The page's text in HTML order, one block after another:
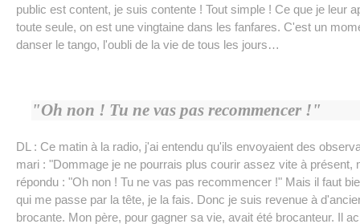
public est content, je suis contente ! Tout simple ! Ce que je leur
toute seule, on est une vingtaine dans les fanfares. C'est un
danser le tango, l'oubli de la vie de tous les jours…
"Oh non ! Tu ne vas pas recommencer !"
DL : Ce matin à la radio, j'ai entendu qu'ils envoyaient des
mari : "Dommage je ne pourrais plus courir assez vite à présent,
répondu : "Oh non ! Tu ne vas pas recommencer !" Mais il faut
qui me passe par la tête, je la fais. Donc je suis revenue à
brocante. Mon père, pour gagner sa vie, avait été brocanteur. Il